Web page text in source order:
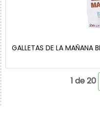
GALLETAS DE LA
1 de 20